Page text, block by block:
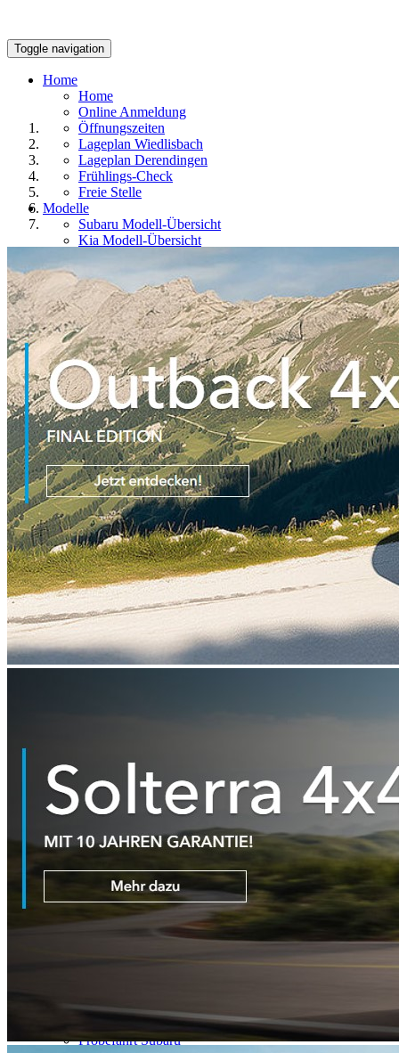
Toggle navigation
Home
Home
Online Anmeldung
Öffnungszeiten
Lageplan Wiedlisbach
Lageplan Derendingen
Frühlings-Check
Freie Stelle
Modelle
Subaru Modell-Übersicht
Kia Modell-Übersicht
Finanzierungen
Kia Garantie
Fahrzeuge
Occasionen + Lagerfahrzeuge
Fahrzeuge
Probefahrt Subaru
Probefahrt Kia
Fahrzeugankauf
Fahrzeug Vermietung
Service
Werkstatt
Verkauf
Waschanlagen
Carrosserie Derendingen
Reifenhotel
Shop
Online Kaufen
Direkt zum Shop
Über uns
Portrait Wiedlisbach
Team Wiedlisbach
Portrait Derendingen
Team Derendingen
Kontakt
Lageplan Wiedlisbach
Lageplan Derendingen
Home
Home
Online Anmeldung
Öffnungszeiten
Lageplan Wiedlisbach
Lageplan Derendingen
Freie Stelle
Subaru Modell-Übersicht
Kia Modell-Übersicht
Finanzierungen
Occasionen + Lagerfahrzeuge
Probefahrt Subaru